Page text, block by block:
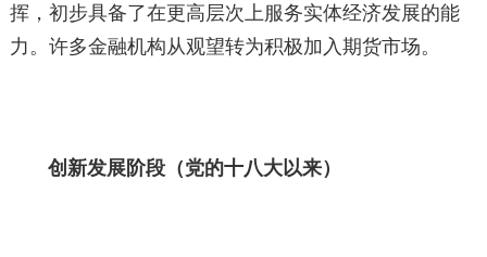
挥，初步具备了在更高层次上服务实体经济发展的能
力。许多金融机构从观望转为积极加入期货市场。
创新发展阶段（党的十八大以来）